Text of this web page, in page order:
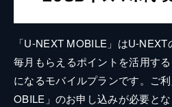
「U-NEXT MOBILE」はU-
毎月もらえるポイントを活用す
になるモバイルプランです。ご
OBILE」のお申し込みが必要とな